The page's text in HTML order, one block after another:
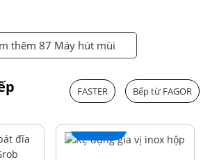
thêm 87 Máy hút mùi
FASTER Bếp từ FAGOR
+ Thêm